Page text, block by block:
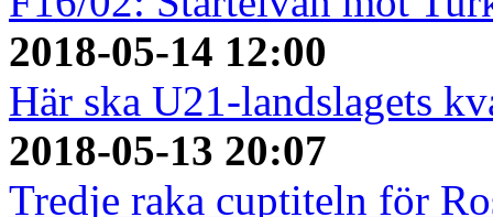
2018-05-14 12:00
Här ska U21-landslagets
2018-05-13 20:07
Tredje raka cuptiteln för